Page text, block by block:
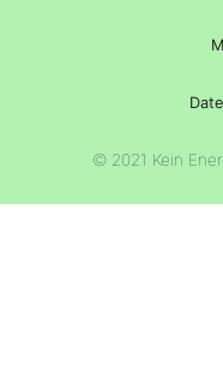
© 2021 Kein